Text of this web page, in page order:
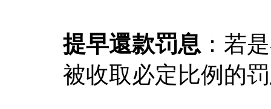
提早還款罚息 ：若
被收取必定比例的